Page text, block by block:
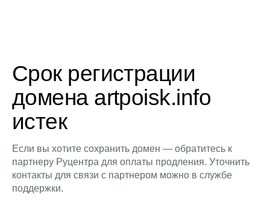
Срок регистрации
домена artpoisk.info
истек
Если вы хотите сохранить домен — обратитесь к
партнеру Руцентра для оплаты продления. Уточнить
контакты для связи с партнером можно в службе
поддержки.